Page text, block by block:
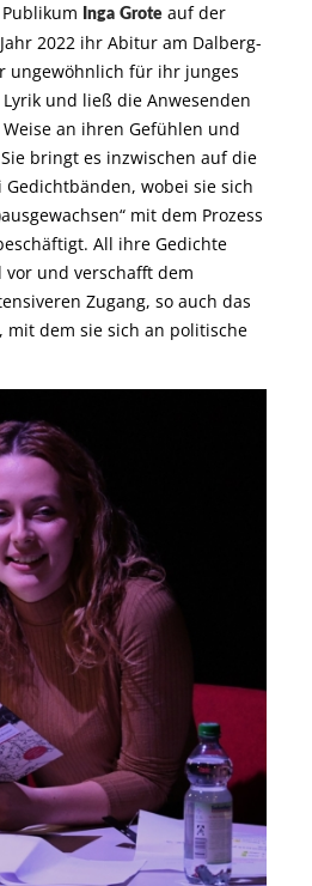
Inga Groteauf der
2022 ihr Abitur am Dalberg-
ungewöhnlich für ihr junges
und ließ die Anwesenden
an ihren Gefühlen und
bringt es inzwischen auf die
wobei sie sich
mit dem Prozess
All ihre Gedichte
und verschafft dem
Zugang, so auch das
mit dem sie sich an politische